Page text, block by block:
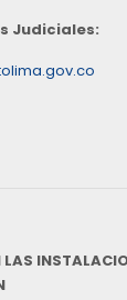
Judiciales: